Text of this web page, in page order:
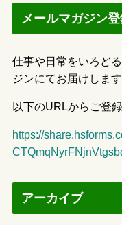
メールマガジン
仕事や日常をいろど
ジンにてお届けします
以下のURLからご登録
https://
アーカイブ